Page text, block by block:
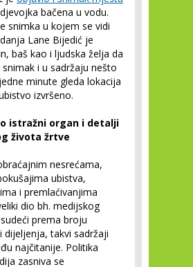
bačena u vodu.
snimka u kojem se vidi
Lane Bijedić je
baš kao i ljudska želja da
snimak i u sadržaju nešto
minute gleda lokacija
izvršeno.
istražni organ i detalji
života žrtve
nesrećama,
ubistva,
i premlaćivanjima
dio bh. medijskog
prema broju
dijeljenja, takvi sadržaji
najčitanije. Politika
zasniva se